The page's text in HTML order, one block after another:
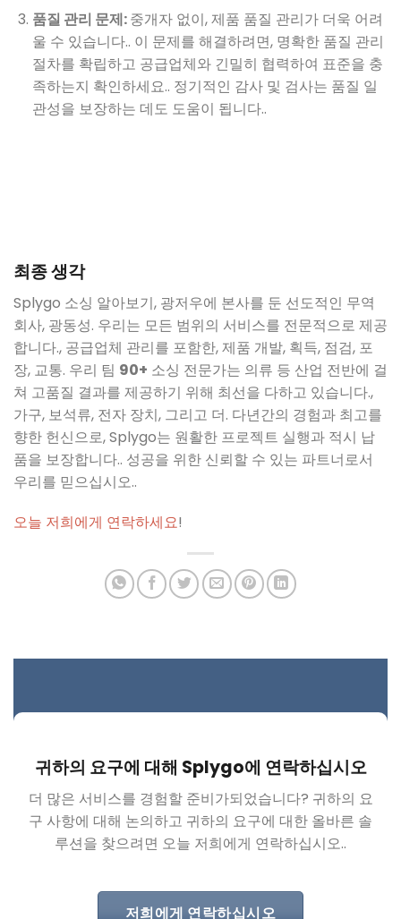
품질 관리 문제:중개자 없이, 제품 품질 관리가 더욱 어려
울 수 있습니다.. 이 문제를 해결하려면, 명확한 품질 관리
절차를 확립하고 공급업체와 긴밀히 협력하여 표준을 충
족하는지 확인하세요.. 정기적인 감사 및 검사는 품질 일
관성을 보장하는 데도 도움이 됩니다..
최종 생각
Splygo 소싱 알아보기, 광저우에 본사를 둔 선도적인 무역
회사, 광동성. 우리는 모든 범위의 서비스를 전문적으로 제공
합니다., 공급업체 관리를 포함한, 제품 개발, 획득, 점검, 포
장, 교통. 우리 팀 90+ 소싱 전문가는 의류 등 산업 전반에 걸
쳐 고품질 결과를 제공하기 위해 최선을 다하고 있습니다.,
가구, 보석류, 전자 장치, 그리고 더. 다년간의 경험과 최고를
향한 헌신으로, Splygo는 원활한 프로젝트 실행과 적시 납
품을 보장합니다.. 성공을 위한 신뢰할 수 있는 파트너로서
우리를 믿으십시오..
오늘 저희에게 연락하세요!
귀하의 요구에 대해 Splygo에 연락하십시오
더 많은 서비스를 경험할 준비가되었습니다? 귀하의 요
구 사항에 대해 논의하고 귀하의 요구에 대한 올바른 솔
루션을 찾으려면 오늘 저희에게 연락하십시오..
저희에게 연락하십시오